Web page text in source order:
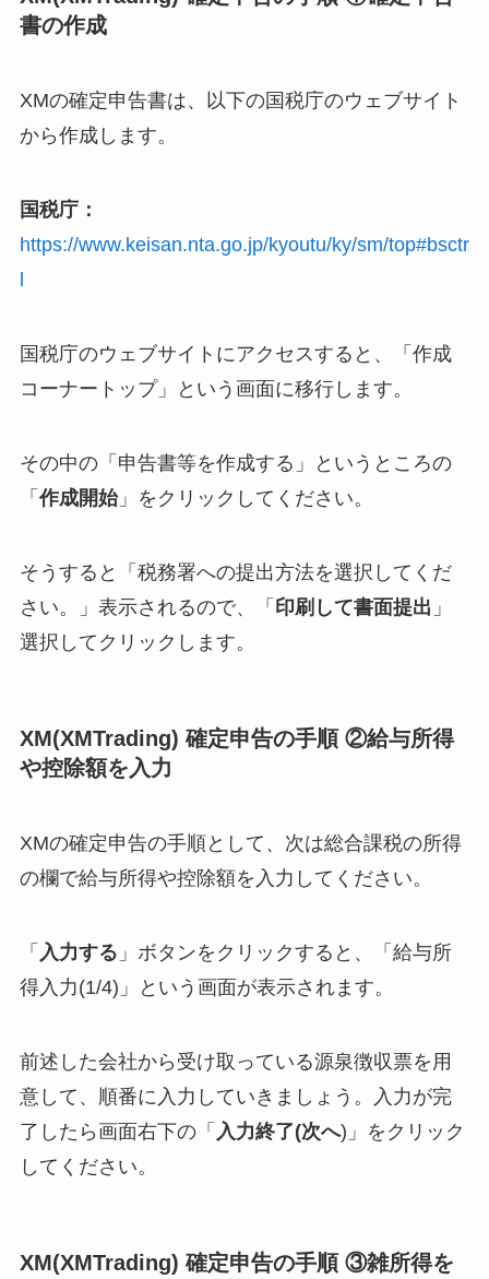
書の作成
XMの確定申告書は、以下の国税庁のウェブサイト
から作成します。
国税庁：
https://www.keisan.nta.go.jp/kyoutu/ky/sm/top#bsctr
国税庁のウェブサイトにアクセスすると、「作成
コーナートップ」という画面に移行します。
その中の「申告書等を作成する」というところの
「 作成開始」をクリックしてください。
そうすると「税務署への提出方法を選択してくだ
さい。」表示されるので、「 印刷して書面提出 」
選択してクリックします。
XM(XMTrading) 確定申告の手順 ②給与所得
や控除額を入力
XMの確定申告の手順として、次は総合課税の所得
の欄で給与所得や控除額を入力してください。
「 入力する 」ボタンをクリックすると、「給与所
得入力(1/4)」という画面が表示されます。
前述した会社から受け取っている源泉徴収票を用
意して、順番に入力していきましょう。入力が完
了したら画面右下の「 入力終了(次へ)」をクリック
してください。
XM(XMTrading) 確定申告の手順 ③雑所得を